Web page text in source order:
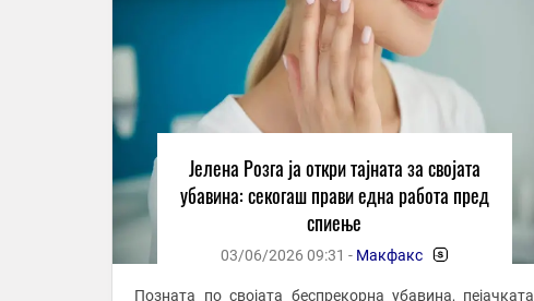
Јелена Розга ја откри тајната за својата
убавина: секогаш прави една работа пред
спиење
03/06/2026 09:31 - Макфакс -
Позната по својата беспрекорна убавина, пејачката